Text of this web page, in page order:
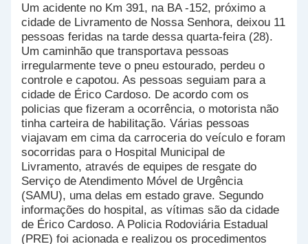
Um acidente no Km 391, na BA -152, próximo a
cidade de Livramento de Nossa Senhora, deixou 11
pessoas feridas na tarde dessa quarta-feira (28).
Um caminhão que transportava pessoas
irregularmente teve o pneu estourado, perdeu o
controle e capotou. As pessoas seguiam para a
cidade de Érico Cardoso. De acordo com os
policias que fizeram a ocorrência, o motorista não
tinha carteira de habilitação. Várias pessoas
viajavam em cima da carroceria do veículo e foram
socorridas para o Hospital Municipal de
Livramento, através de equipes de resgate do
Serviço de Atendimento Móvel de Urgência
(SAMU), uma delas em estado grave. Segundo
informações do hospital, as vítimas são da cidade
de Érico Cardoso. A Policia Rodoviária Estadual
(PRE) foi acionada e realizou os procedimentos